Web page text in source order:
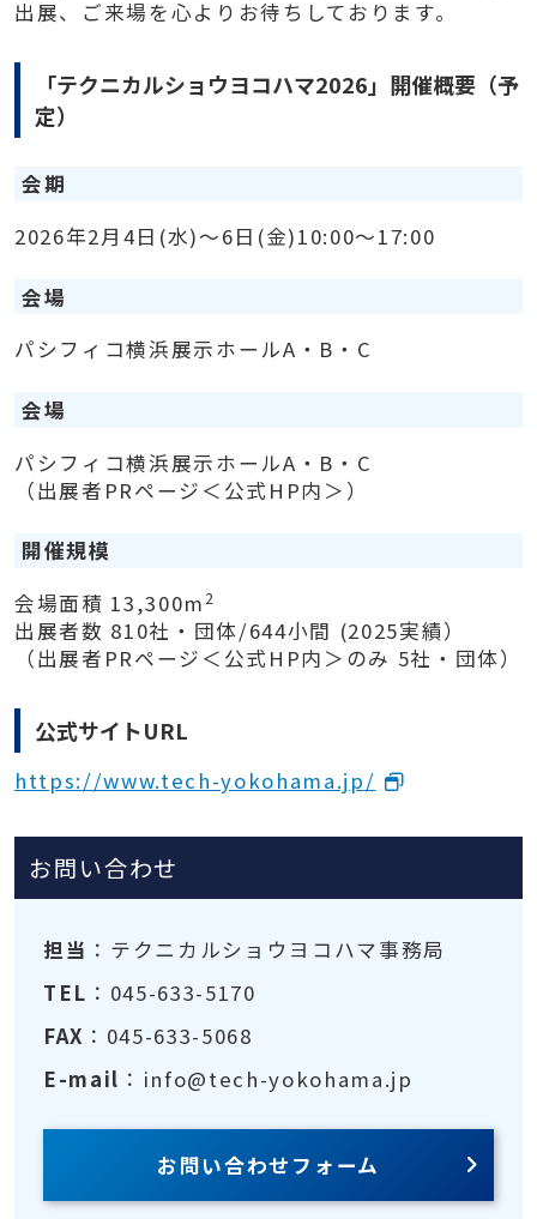
出展、ご来場を心よりお待ちしております。
「テクニカルショウヨコハマ2026」開催概要（予
定）
会期
2026年2月4日(水)～6日(金)10:00～17:00
会場
パシフィコ横浜展示ホールA・B・C
会場
パシフィコ横浜展示ホールA・B・C
（出展者PRページ＜公式HP内＞）
開催規模
会場面積 13,300m2
出展者数 810社・団体/644小間 (2025実績）
（出展者PRページ＜公式HP内＞のみ 5社・団体）
公式サイトURL
https://www.tech-yokohama.jp/
お問い合わせ
担当 ：テクニカルショウヨコハマ事務局
TEL ：045-633-5170
FAX ：045-633-5068
E-mail ：info@tech-yokohama.jp
お問い合わせフォーム